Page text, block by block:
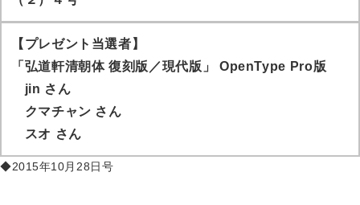
【プレゼント当選者】
「弘道軒清朝体 復刻版／現代版」 OpenType Pro版
jin さん
クマチャン さん
スオ さん
◆2015年10月28日号